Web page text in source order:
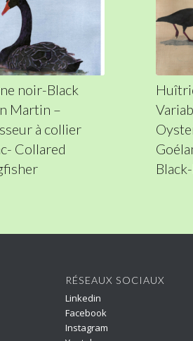
noir-Black
Martin –
à collier
Collared
RÉSEAUX SOCIAUX
Linkedin
Facebook
Instagram